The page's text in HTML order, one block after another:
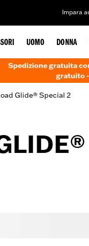
Impara
UOMO DONNA
Spedizione gratuita
gratuito -
Glide® Special 2